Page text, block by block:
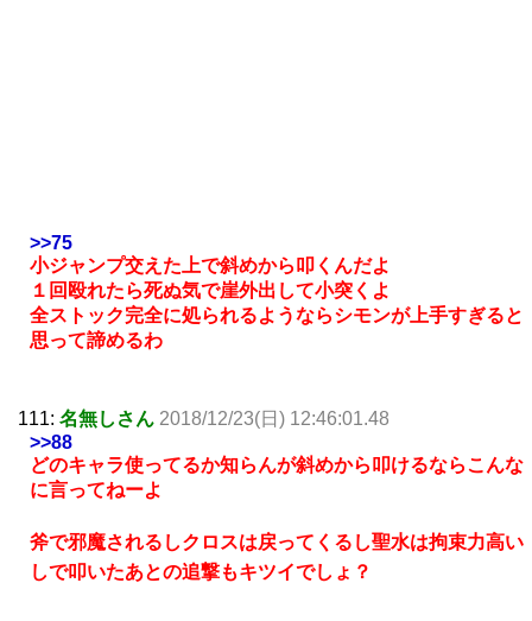
>>75
小ジャンプ交えた上で斜めから叩くんだよ
１回殴れたら死ぬ気で崖外出して小突くよ
全ストック完全に処られるようならシモンが上手すぎると
思って諦めるわ
111: 名無しさん 2018/12/23(日) 12:46:01.48
>>88
どのキャラ使ってるか知らんが斜めから叩けるならこんな
に言ってねーよ
斧で邪魔されるしクロスは戻ってくるし聖水は拘束力高い
しで叩いたあとの追撃もキツイでしょ？